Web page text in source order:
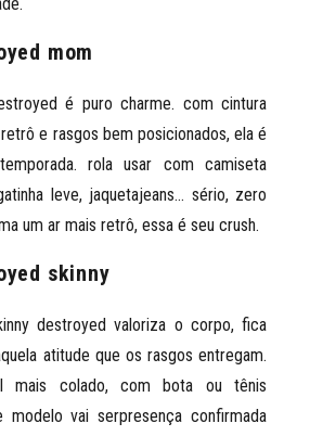
mom
é puro charme. com cintura
e rasgos bem posicionados, ela é
rola usar com camiseta
leve, jaquetajeans... sério, zero
um ar mais retrô, essa é seu crush.
skinny
destroyed valoriza o corpo, fica
atitude que os rasgos entregam.
mais colado, com bota ou tênis
modelo vai serpresença confirmada